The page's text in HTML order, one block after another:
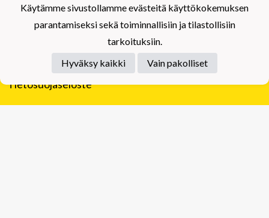
Tietosuojaseloste
Käytämme sivustollamme evästeitä käyttökokemuksen
parantamiseksi sekä toiminnallisiin ja tilastollisiin
tarkoituksiin.
Hyväksy kaikki
Vain pakolliset